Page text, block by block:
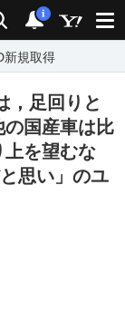
検索 通知
i
新規取得
，足回りと
の国産車は比
を望むな
思い」のユ